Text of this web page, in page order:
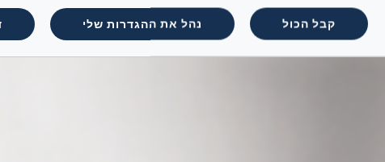
קבל הכול נהל את ההגדרות שלי